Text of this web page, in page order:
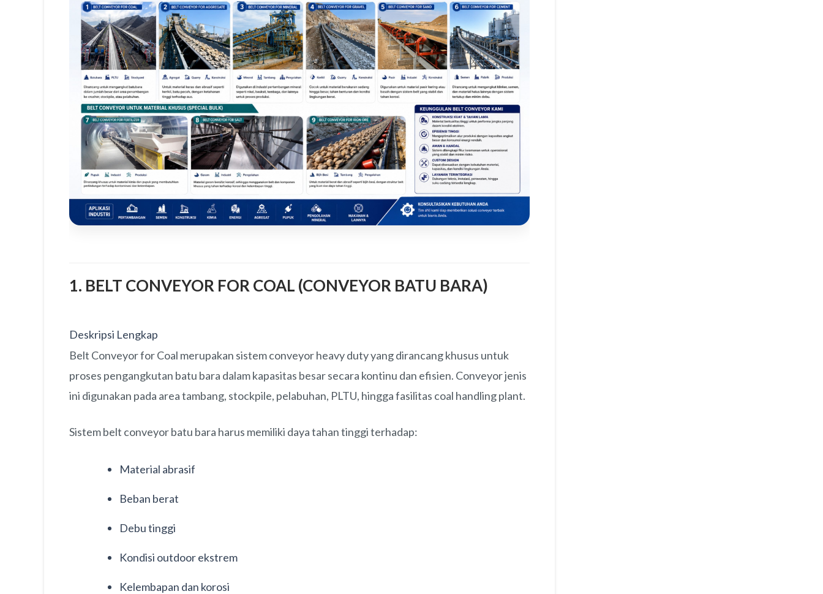
1. BELT CONVEYOR FOR COAL (CONVEYOR BATU BARA)
Deskripsi Lengkap
Belt Conveyor for Coal merupakan sistem conveyor heavy duty yang dirancang khusus untuk
proses pengangkutan batu bara dalam kapasitas besar secara kontinu dan efisien. Conveyor jenis
ini digunakan pada area tambang, stockpile, pelabuhan, PLTU, hingga fasilitas coal handling plant.
Sistem belt conveyor batu bara harus memiliki daya tahan tinggi terhadap:
Material abrasif
Beban berat
Debu tinggi
Kondisi outdoor ekstrem
Kelembapan dan korosi